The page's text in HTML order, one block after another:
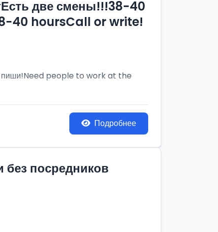
две смены!!!38-40
40 hoursCall or write!
пиши!Need people to work at the
Подробнее
без посредников